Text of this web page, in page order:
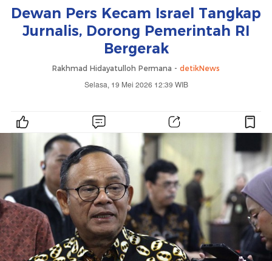
Dewan Pers Kecam Israel Tangkap
Jurnalis, Dorong Pemerintah RI
Bergerak
Rakhmad Hidayatulloh Permana - detikNews
Selasa, 19 Mei 2026 12:39 WIB